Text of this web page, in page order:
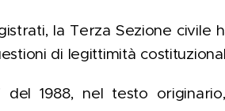
la Terza Sezione civile
di legittimità
del 1988, nel testo